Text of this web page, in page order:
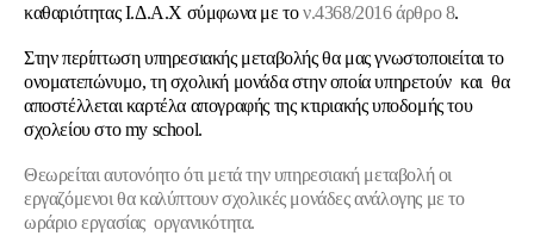
καθαριότητας Ι.Δ.Α.Χ σύμφωνα με τον.4368/2016 άρθρο 8.
Στην περίπτωση υπηρεσιακής μεταβολής θα μας γνωστοποιείται το
ονοματεπώνυμο, τη σχολική μονάδα στην οποία υπηρετούν και θα
αποστέλλεται καρτέλα απογραφής της κτιριακής υποδομής του
σχολείου στο my school.
Θεωρείται αυτονόητο ότι μετά την υπηρεσιακή μεταβολή οι
εργαζόμενοι θα καλύπτουν σχολικές μονάδες ανάλογης με το
ωράριο εργασίας οργανικότητα.